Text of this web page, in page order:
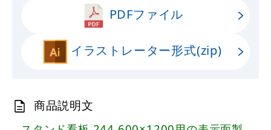
PDFファイル
イラストレーター形式(zip)
商品説明文